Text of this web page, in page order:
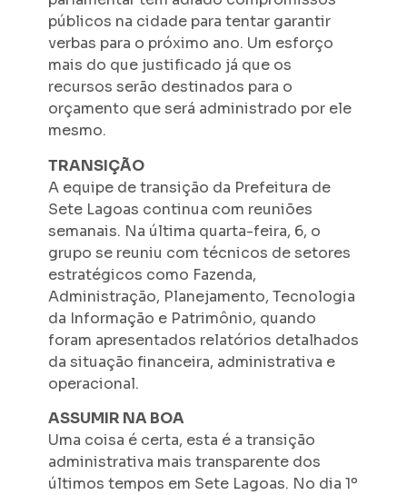
públicos na cidade para tentar garantir
verbas para o próximo ano. Um esforço
mais do que justificado já que os
recursos serão destinados para o
orçamento que será administrado por ele
mesmo.
TRANSIÇÃO
A equipe de transição da Prefeitura de
Sete Lagoas continua com reuniões
semanais. Na última quarta-feira, 6, o
grupo se reuniu com técnicos de setores
estratégicos como Fazenda,
Administração, Planejamento, Tecnologia
da Informação e Patrimônio, quando
foram apresentados relatórios detalhados
da situação financeira, administrativa e
operacional.
ASSUMIR NA BOA
Uma coisa é certa, esta é a transição
administrativa mais transparente dos
últimos tempos em Sete Lagoas. No dia 1º